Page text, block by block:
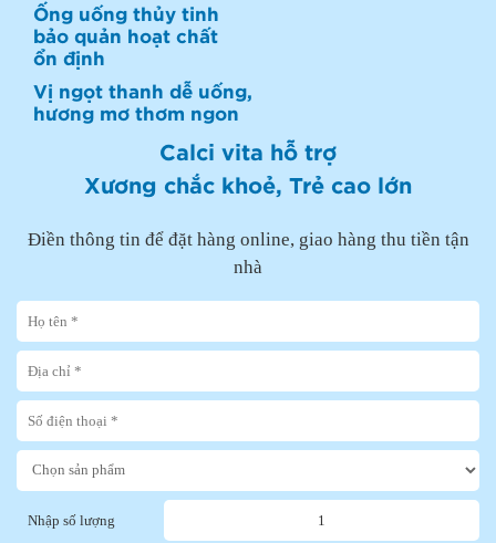
Ống uống thủy tinh
bảo quản hoạt chất
ổn định
Vị ngọt thanh dễ uống,
hương mơ thơm ngon
Calci vita hỗ trợ
Xương chắc khoẻ, Trẻ cao lớn
Điền thông tin để đặt hàng online, giao hàng thu tiền tận
nhà
Nhập số lượng